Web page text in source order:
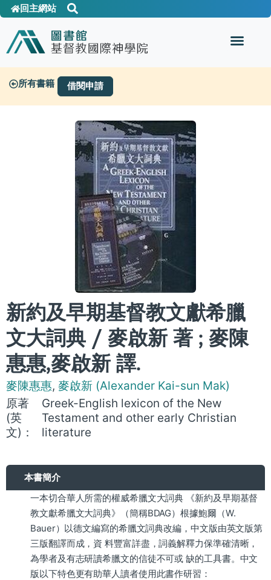
回主網站
所有書籍 借閱申請
新約及早期基督教文獻希臘
文大詞典 / 麥啟新 著 ; 麥陳
惠惠,麥啟新 譯.
麥陳惠惠, 麥啟新 (Alexander Kai-sun Mak)
原著
(英
文)：
Greek-English lexicon of the New
Testament and other early Christian
literature
本書簡介
一本切合華人所需的權威希臘文大詞典 《新約及早期基督
教文獻希臘文大詞典》（簡稱BDAG）根據鮑爾（W.
Bauer）以德文編寫的希臘文詞典改編，中文版由英文版第
三版翻譯而成，資 料豐富詳盡，詞義解釋力保準確清晰，
為學者及有志研讀希臘文的信徒不可或 缺的工具書。中文
版以下特色更有助華人讀者使用此書作研習：